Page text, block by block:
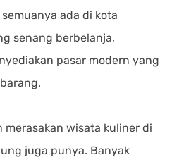
ada di kota
senang berbelanja,
pasar modern yang
wisata kuliner di
juga punya. Banyak